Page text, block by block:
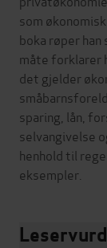
som
boka røper
måte forklarer
det gjelder
sparing, lån,
selvangivelse
henhold til